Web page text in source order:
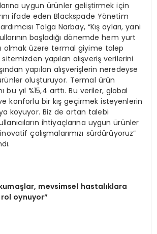
uygun ürünler geliştirmek için
ifade eden Blackspade Yönetim
Tolga Narbay, “Kış ayları, yani
başladığı dönemde hem yurt
olmak üzere termal giyime talep
yapılan alışveriş verilerini
yapılan alışverişlerin neredeyse
oluşturuyor. Termal ürün
bu yıl %15,4 arttı. Bu veriler, global
konforlu bir kış geçirmek isteyenlerin
koyuyor. Biz de artan talebi
ihtiyaçlarına uygun ürünler
çalışmalarımızı sürdürüyoruz”
mevsimsel hastalıklara
oynuyor”